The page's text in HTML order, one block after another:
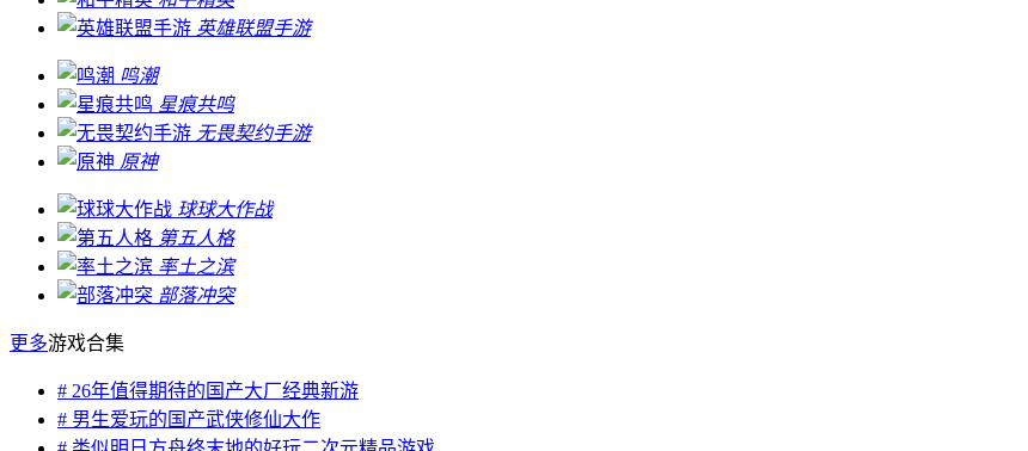
英雄联盟手游
鸣潮
星痕共鸣
无畏契约手游
原神
球球大作战
第五人格
率土之滨
部落冲突
更多游戏合集
# 26年值得期待的国产大厂经典新游
# 男生爱玩的国产武侠修仙大作